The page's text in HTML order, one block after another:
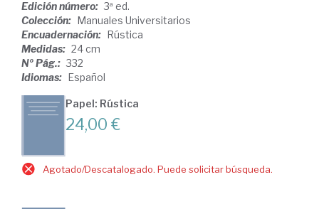
Edición número: 3ª ed.
Colección:
Manuales Universitarios
Encuadernación:
Rústica
Medidas: 24 cm
Nº Pág.: 332
Idiomas:
Español
Papel: Rústica
24,00 €
Agotado/Descatalogado. Puede solicitar búsqueda.